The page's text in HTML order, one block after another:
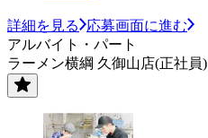
詳細を見る
応募画面に進む
アルバイト・パート
ラーメン横綱 久御山店(正社員)